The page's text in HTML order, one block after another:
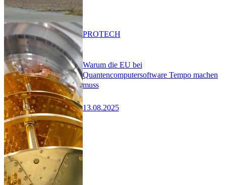
Warum die EU bei
Quantencomputersoftware Tempo machen
muss
13.08.2025
PROTECH